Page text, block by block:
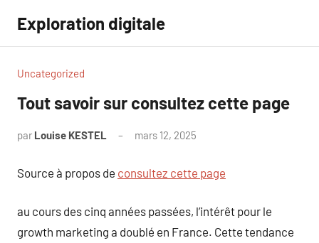
contenu
Exploration digitale
Uncategorized
Tout savoir sur consultez cette page
par Louise KESTEL mars 12, 2025
Source à propos de consultez cette page
au cours des cinq années passées, l’intérêt pour le
growth marketing a doublé en France. Cette tendance